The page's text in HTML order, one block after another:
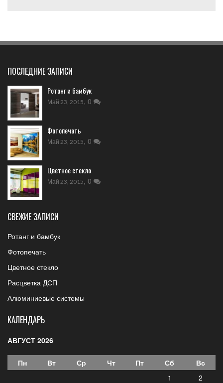
ПОСЛЕДНИЕ ЗАПИСИ
Ротанг и бамбук
Май 23, 2015, 0
Фотопечать
Май 23, 2015, 0
Цветное стекло
Май 23, 2015, 0
СВЕЖИЕ ЗАПИСИ
Ротанг и бамбук
Фотопечать
Цветное стекло
Расцветка ДСП
Алюминиевые системы
КАЛЕНДАРЬ
АВГУСТ 2026
Пн Вт Ср Чт Пт Сб
Вс
1
2